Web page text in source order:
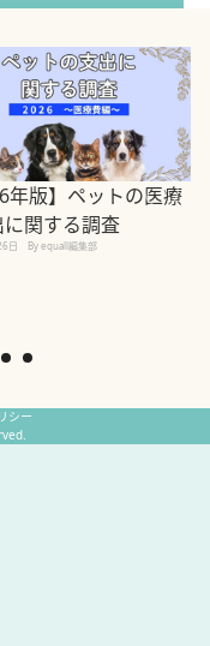
年版】ペットの医療
に関する調査
日 By equall編集部
シー